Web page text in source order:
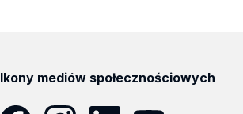
Ikony mediów społecznościowych